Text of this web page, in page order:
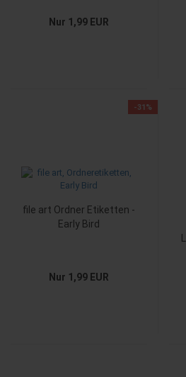
Nur 1,99 EUR
-31%
file art Ordner Etiketten -
Early Bird
Nur 1,99 EUR